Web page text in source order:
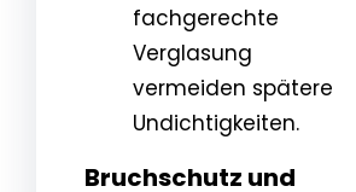
fachgerechte
Verglasung
vermeiden spätere
Undichtigkeiten.
Bruchschutz und